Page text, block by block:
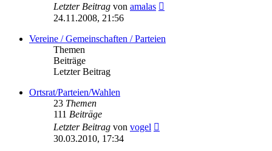
Letzter Beitrag von amalas
24.11.2008, 21:56
Vereine / Gemeinschaften / Parteien
Themen
Beiträge
Letzter Beitrag
Ortsrat/Parteien/Wahlen
23 Themen
111 Beiträge
Letzter Beitrag von vogel
30.03.2010, 17:34